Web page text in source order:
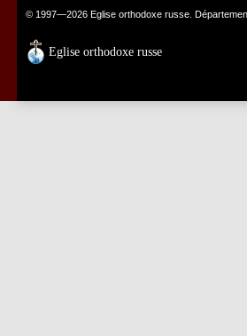
© 1997—2026 Eglise orthodoxe russe.
Eglise orthodoxe russe